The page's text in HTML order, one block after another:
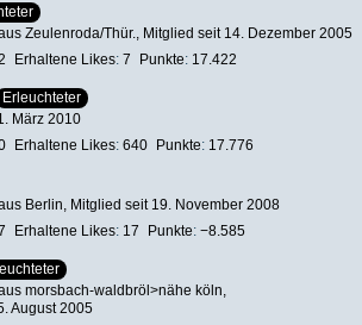
Zeulenroda/Thür. Mitglied seit 14. Dezember 2005
Erhaltene Likes 7 Punkte 17.422
Erleuchteter
März 2010
Erhaltene Likes 640 Punkte 17.776
Berlin
Mitglied seit 19. November 2008
Erhaltene Likes 17 Punkte −8.585
morsbach-waldbröl>nähe köln
August 2005